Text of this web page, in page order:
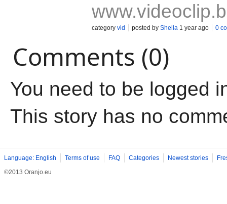
category vid posted by Shella 1 year ago 0
Comments (0)
You need to be logged
This story has no
Language: English Terms of use FAQ Categories Newest stories
©2013 Oranjo.eu